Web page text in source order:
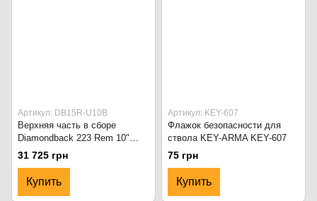
Артикул: DB15R-U10B
Верхняя часть в сборе
Diamondback 223 Rem 10"
MLOK RAIL 9". Чёрный
31 725 грн
Купить
Артикул: KEY-607
Флажок безопасности для
ствола KEY-ARMA KEY-607
75 грн
Купить